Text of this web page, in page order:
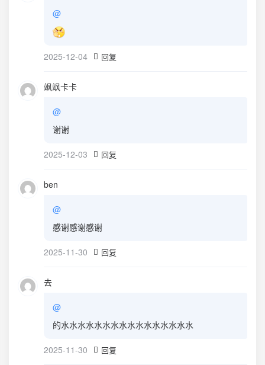
@
2025-12-04 回复
飒飒卡卡
@
谢谢
2025-12-03 回复
ben
@
感谢感谢感谢
2025-11-30 回复
去
@
的水水水水水水水水水水水水水水水水
2025-11-30 回复